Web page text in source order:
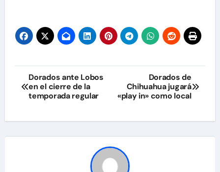
Navegación
de
Dorados ante Lobos
en el cierre de la
temporada regular
Dorados de
Chihuahua jugará
«play in» como local